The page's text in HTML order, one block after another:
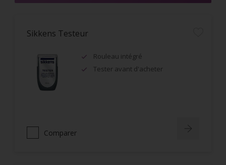
Sikkens Testeur
Rouleau intégré
Tester avant d'acheter
Comparer